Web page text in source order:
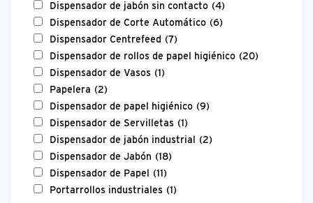
Dispensador de jabón sin contacto (4)
Dispensador de Corte Automático (6)
Dispensador Centrefeed (7)
Dispensador de rollos de papel higiénico (20)
Dispensador de Vasos (1)
Papelera (2)
Dispensador de papel higiénico (9)
Dispensador de Servilletas (1)
Dispensador de jabón industrial (2)
Dispensador de Jabón (18)
Dispensador de Papel (11)
Portarrollos industriales (1)